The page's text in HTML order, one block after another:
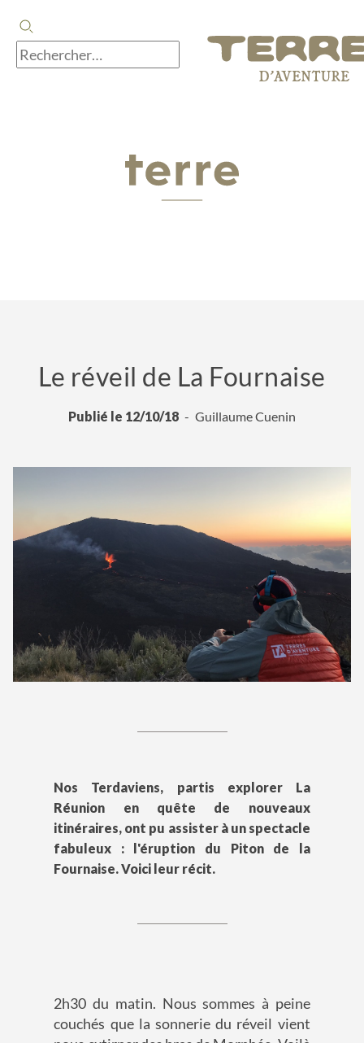
Le réveil de La Fournaise
Publié le 12/10/18 Guillaume Cuenin
Nos Terdaviens, partis explorer La
Réunion en quête de nouveaux
itinéraires, ont pu assister à un spectacle
fabuleux : l'éruption du Piton de la
Fournaise. Voici leur récit.
2h30 du matin. Nous sommes à peine
couchés que la sonnerie du réveil vient